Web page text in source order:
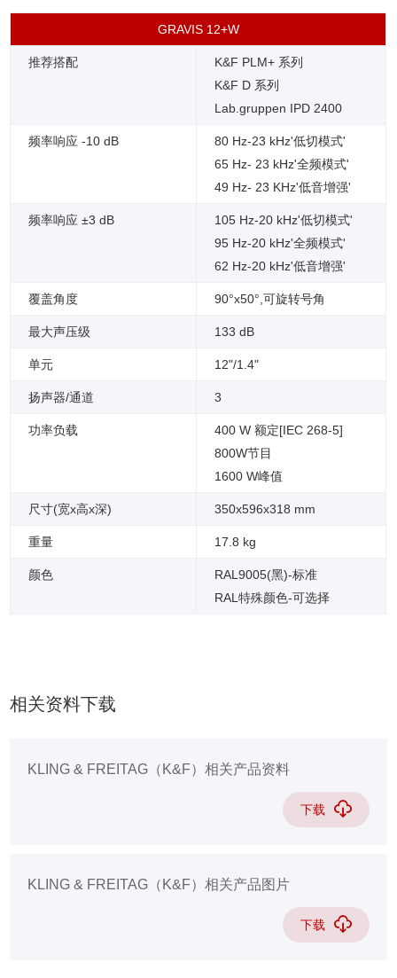
GRAVIS 12+W
推荐搭配
K&F PLM+ 系列
K&F D 系列
Lab.gruppen IPD 2400
频率响应 -10 dB
80 Hz-23 kHz'低切模式'
65 Hz- 23 kHz'全频模式'
49 Hz- 23 KHz'低音增强'
频率响应 ±3 dB
105 Hz-20 kHz'低切模式'
95 Hz-20 kHz'全频模式'
62 Hz-20 kHz'低音增强'
覆盖角度 90°x50°,可旋转号角
最大声压级 133 dB
单元 12"/1.4"
扬声器/通道 3
功率负载
400 W 额定[IEC 268-5]
800W节目
1600 W峰值
尺寸(宽x高x深) 350x596x318 mm
重量 17.8 kg
颜色
RAL9005(黑)-标准
RAL特殊颜色-可选择
相关资料下载
KLING & FREITAG（K&F）相关产品资料
下载
KLING & FREITAG（K&F）相关产品图片
下载